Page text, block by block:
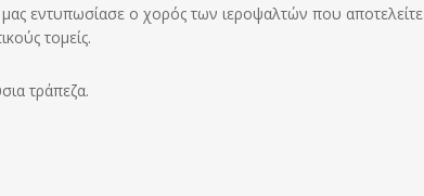
εντυπωσίασε ο χορός των ιεροψαλτών που αποτελείτε
τομείς.
τράπεζα.